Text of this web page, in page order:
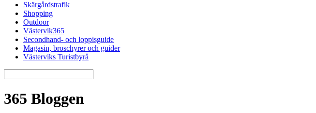
Skärgårdstrafik
Shopping
Outdoor
Västervik365
Secondhand- och loppisguide
Magasin, broschyrer och guider
Västerviks Turistbyrå
365 Bloggen